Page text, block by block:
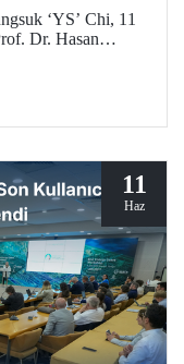
‘YS’ Chi, 11
Dr. Hasan
dönüştürücü
11
Haz